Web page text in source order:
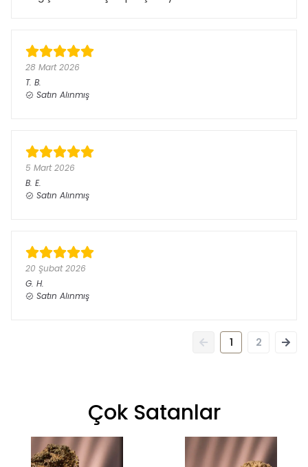
28 Mart 2026
T. B.
Satın Alınmış
5 Mart 2026
B. E.
Satın Alınmış
20 Şubat 2026
G. H.
Satın Alınmış
1 2
Çok Satanlar